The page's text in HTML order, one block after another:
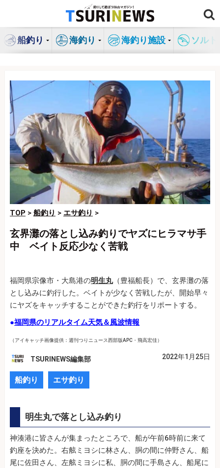
ン
船釣り 海釣り 海釣り施設 ソル
TOP > 船釣り > エサ釣り >
玄界灘の落とし込み釣りでヤズにヒラマサ手
中 ベイト反応少なく苦戦
福岡県宗像市・大島港の明生丸（豊福船長）で、玄界灘の落
とし込みに釣行した。ベイトが少なく苦戦したが、開始早々
にヤズをキャッチすることができた釣行をリポートする。
●福岡県のリアルタイム天気＆風波情報
（アイキャッチ画像提供：週刊つりニュース西部版APC・飛高宏佳）
TSURINEWS編集部 2022年1月25日
船釣り エサ釣り
明生丸で落とし込み釣り
神湊港に皆さんが集まったところで、船が午前6時前に来て
釣座を決めた。右舷ミヨシに林さん、胴の間に仲野さん、船
尾に佐田さん、左舷ミヨシに私、胴の間に手島さん、船尾に